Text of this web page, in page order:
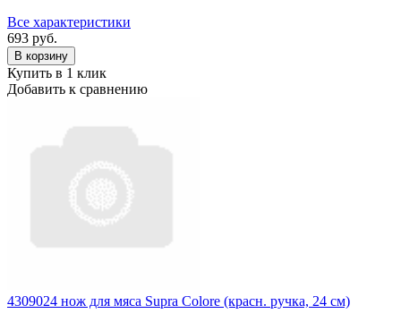
Все характеристики
693 руб.
В корзину
Купить в 1 клик
Добавить к сравнению
4309024 нож для мяса Supra Colore (красн. ручка, 24 см)